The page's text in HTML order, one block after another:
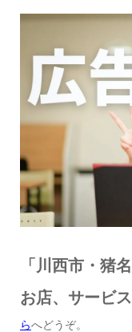
「川西市・猪
お店、サービ
らへどうぞ。